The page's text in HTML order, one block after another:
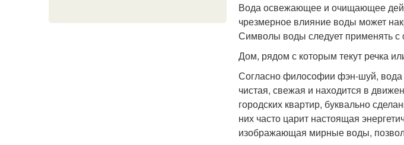
Вода освежающее и очищающее
чрезмерное влияние воды может
Символы воды следует применять с
Дом, рядом с которым текут речка
Согласно философии фэн-шуй, вода
чистая, свежая и находится в
городских квартир, буквально
них часто царит настоящая
изображающая мирные воды,